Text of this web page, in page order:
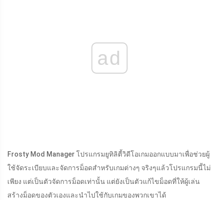
ad
Frosty Mod Manager โปรแกรมยูทิลิตี้วิดีโอเกมออกแบบมาเพื่อช่วยผู้
ใช้จัดระเบียบและจัดการม็อดสำหรับเกมต่างๆ จริงๆแล้วโปรแกรมนี้ไม่
เพียง แต่เป็นตัวจัดการม็อดเท่านั้น แต่ยังเป็นตัวแก้ไขม็อดที่ให้ผู้เล่น
สร้างม็อดของตัวเองและนำไปใช้กับเกมของพวกเขาได้